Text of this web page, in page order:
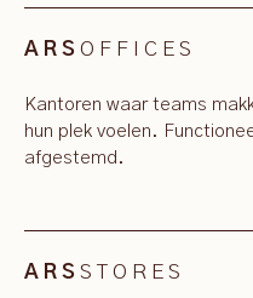
ARS OFFICES
Kantoren waar teams
hun plek voelen.
afgestemd.
ARS STORES